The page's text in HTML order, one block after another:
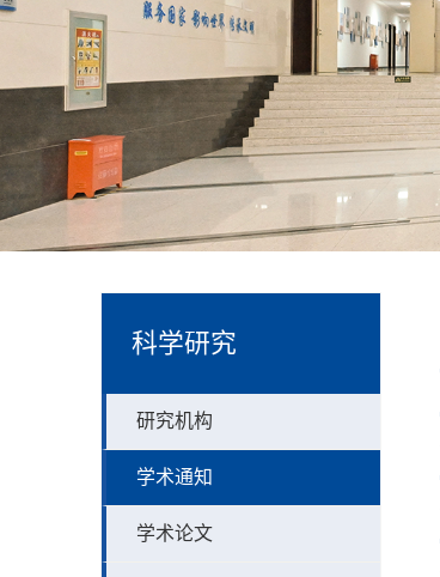
科学研究
研究机构
学术通知
学术论文